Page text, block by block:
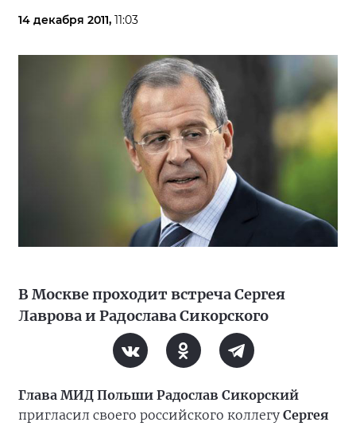
14 декабря 2011, 11:03
В Москве проходит встреча Сергея
Лаврова и Радослава Сикорского
Глава МИД Польши Радослав Сикорский
пригласил своего российского коллегу Сергея